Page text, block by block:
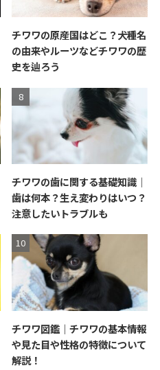
チワワの原産国はどこ？犬種名
の由来やルーツなどチワワの歴
史を辿ろう
チワワの歯に関する基礎知識｜
歯は何本？生え変わりはいつ？
注意したいトラブルも
チワワ図鑑｜チワワの基本情報
や見た目や性格の特徴について
解説！